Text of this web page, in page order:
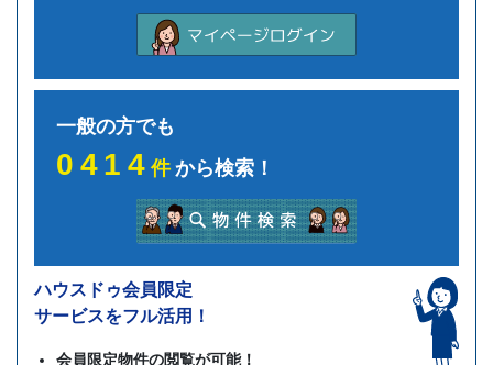
一般の方でも
0414件から検索！
ハウスドゥ会員限定
サービスをフル活用！
会員限定物件の閲覧が可能！